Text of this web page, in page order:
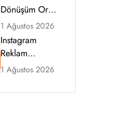
2026 Karar
Rehberi
Dönüşüm Oranı
Nasıl Artırılır?
Kapsamlı
Rehber (2026)
1 Ağustos 2026
Instagram
Reklam
Ücretleri 2026:
Maliyeti ve
1 Ağustos 2026